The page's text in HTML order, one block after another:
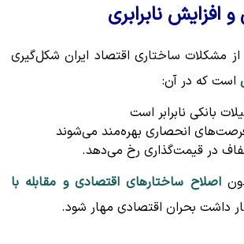
افزایش نابرابری
از مشکلات ساختاری اقتصاد ایران شکل‌گیری
است که در آن:
بانکی نابرابر است
انحصاری بهره‌مند می‌شوند
در قیمت‌گذاری رخ می‌دهد.
اصلاح ساختارهای اقتصادی و مقابله با
داشت بحران اقتصادی مهار شود.